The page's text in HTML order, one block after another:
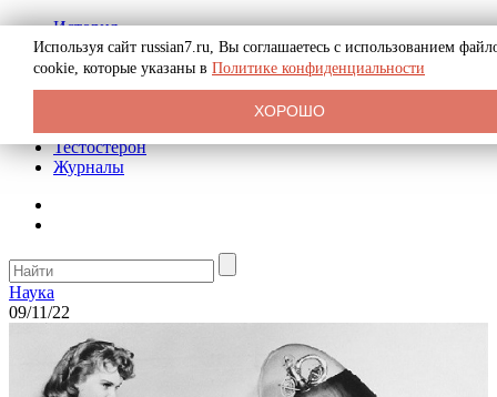
История
Биография
Криминал
Реклама на сайте
Тестостерон
Журналы
Наука
09/11/22
Используя сайт russian7.ru, Вы соглашаетесь с использованием
cookie, которые указаны в Политике конфиденциальности
ХОРОШО